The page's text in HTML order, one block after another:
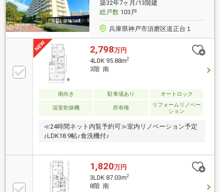
築32年7ヶ月/13階建
総戸数103戸
兵庫県神戸市須磨区道正台１
2,798万円
4LDK 95.88m2
3階 南
南向き 駐車場あり オートロック
浴室乾燥機 所有権
リフォームリノベー
ション
≪24時間ネット内覧予約可≫室内リノベーション予定
♪LDK18.9帖♪食洗機付♪
1,820万円
3LDK 87.03m2
8階 南